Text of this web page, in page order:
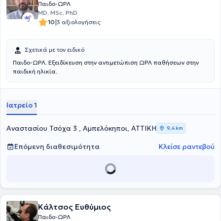
Παιδο-ΩΡΛ
MD, MSc, PhD
10|3 αξιολογήσεις
Σχετικά με τον ειδικό
Παιδο-ΩΡΛ. Εξειδίκευση στην αντιμετώπιση ΩΡΛ παθήσεων στην
παιδική ηλικία.
Ιατρείο 1
Αναστασίου Τσόχα 3 , Αμπελόκηποι, ΑΤΤΙΚΗ 9,4 km
Επόμενη διαθεσιμότητα Κλείσε ραντεβού
Κάλτσος Ευθύμιος
Παιδο-ΩΡΛ